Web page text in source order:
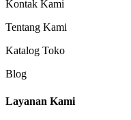
Kontak Kami
Tentang Kami
Katalog Toko
Blog
Layanan Kami